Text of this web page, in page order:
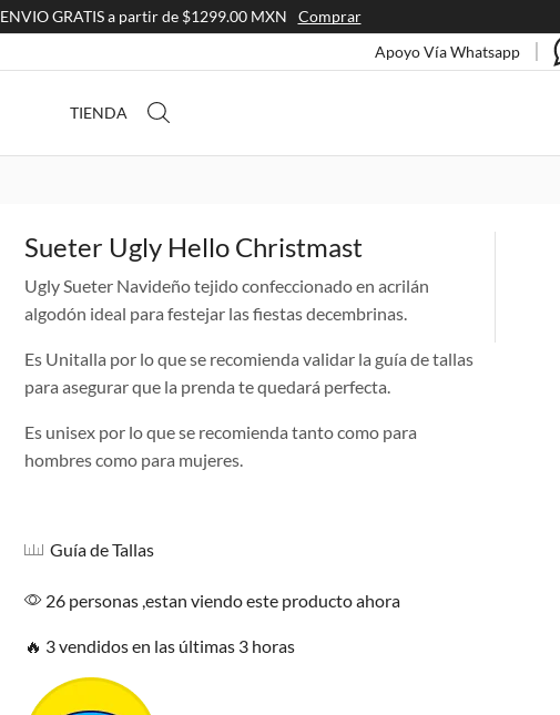
ENVIO GRATIS a partir de $1299.00 MXN
Comprar
Apoyo Vía Whatsapp
TIENDA
Sueter Ugly Hello Christmast
Ugly Sueter Navideño tejido confeccionado en acrilán
algodón ideal para festejar las fiestas decembrinas.
Es Unitalla por lo que se recomienda validar la guía de tallas
para asegurar que la prenda te quedará perfecta.
Es unisex por lo que se recomienda tanto como para
hombres como para mujeres.
Guía de Tallas
26 personas ,estan viendo este producto ahora
🔥 3 vendidos en las últimas 3 horas